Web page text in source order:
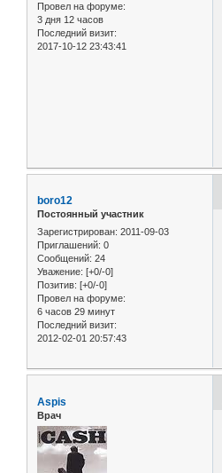
Провел на форуме:
3 дня 12 часов
Последний визит:
2017-10-12 23:43:41
boro12
Постоянный участник
Зарегистрирован: 2011-09-03
Приглашений: 0
Сообщений: 24
Уважение: [+0/-0]
Позитив: [+0/-0]
Провел на форуме:
6 часов 29 минут
Последний визит:
2012-02-01 20:57:43
Aspis
Врач